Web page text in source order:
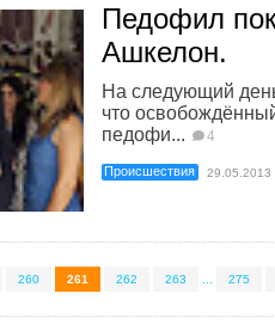
Педофил
Ашкелон.
На следующий
что
педофи...
4
Происшествия 29.05.2013
260 261 262 263 275